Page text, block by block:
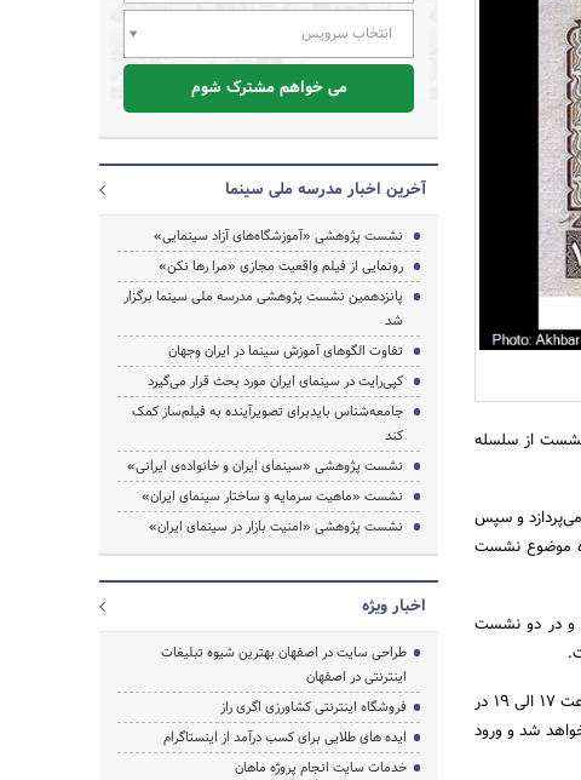
نشست از سلسله
و سپس
موضوع نشست
و در دو نشست
این نشست‌ که اجرای آن‌ را سعید قطبی زاده منتقد سینمایی بر عهده دارد، سه ‌شنبه 16 شهریور ماه از ساعت 17 الی 19 در
راه اقدسیه، خیابان موحد دانش، کوچه نیلوفر، پلاک 3 برگزار خواهد شد و ورود
انتخاب سرویس
می خواهم مشترک شوم
آخرین اخبار مدرسه ملی سینما
نشست پژوهشی «آموزشگاه‌های آزاد سینمایی»
رونمایی از فیلم واقعیت مجازی «مرا رها نکن»
پانزدهمین نشست پژوهشی مدرسه ملی سینما برگزار
شد
تفاوت الگوهای آموزش سینما در ایران وجهان
کپی‌رایت در سینمای ایران مورد بحث قرار می‌گیرد
جامعه‌شناس بایدبرای تصویرآینده به فیلم‌ساز کمک
کند
نشست پژوهشی «سینمای ایران و خانواده‌ی ایرانی»
نشست «ماهیت سرمایه و ساختار سینمای ایران»
نشست پژوهشی «امنیت بازار در سینمای ایران»
اخبار ویژه
طراحی سایت در اصفهان بهترین شیوه تبلیغات
اینترنتی در اصفهان
فروشگاه اینترنتی کشاورزی اگری راز
ایده های طلایی برای کسب درآمد از اینستاگرام
خدمات سایت انجام پروژه ماهان